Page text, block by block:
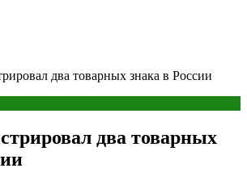
два товарных знака в России
два товарных